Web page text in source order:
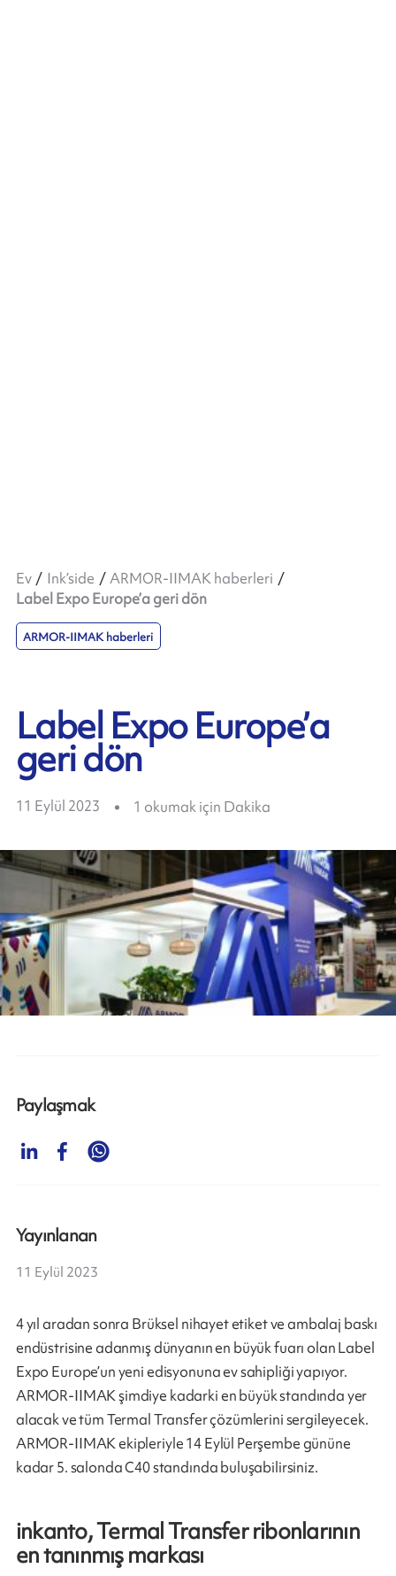
Ev Ink’side
ARMOR-IIMAK haberleri
Label Expo Europe’a geri dön
ARMOR-IIMAK haberleri
Label Expo Europe’a
geri dön
11 Eylül 2023 1 okumak için Dakika
4 yıl aradan sonra Brüksel nihayet etiket ve ambalaj baskı
endüstrisine adanmış dünyanın en büyük fuarı olan Label
Expo Europe’un yeni edisyonuna ev sahipliği yapıyor.
ARMOR-IIMAK şimdiye kadarki en büyük standında yer
alacak ve tüm Termal Transfer çözümlerini sergileyecek.
ARMOR-IIMAK ekipleriyle 14 Eylül Perşembe gününe
kadar 5. salonda C40 standında buluşabilirsiniz.
inkanto, Termal Transfer ribonlarının
en tanınmış markası
Paylaşmak
Yayınlanan
11 Eylül 2023